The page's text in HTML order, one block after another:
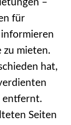
für
zu mieten.
hat,
entfernt.
Seiten